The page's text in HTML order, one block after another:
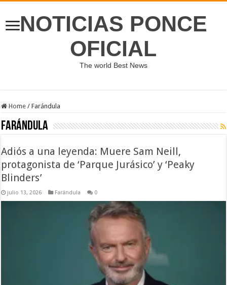
NOTICIAS PONCE
OFICIAL
The world Best News
Home / Farándula
Farándula
Adiós a una leyenda: Muere Sam Neill,
protagonista de ‘Parque Jurásico’ y ‘Peaky
Blinders’
julio 13, 2026 Farándula 0